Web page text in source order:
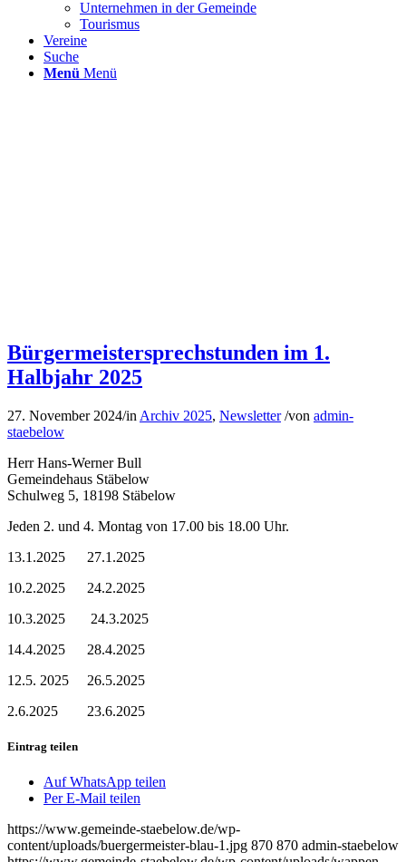
Unternehmen in der Gemeinde
Tourismus
Vereine
Suche
Menü Menü
Bürgermeistersprechstunden im 1.
Halbjahr 2025
27. November 2024/in Archiv 2025, Newsletter /von admin-
staebelow
Herr Hans-Werner Bull
Gemeindehaus Stäbelow
Schulweg 5, 18198 Stäbelow
Jeden 2. und 4. Montag von 17.00 bis 18.00 Uhr.
13.1.2025 27.1.2025
10.2.2025 24.2.2025
10.3.2025 24.3.2025
14.4.2025 28.4.2025
12.5. 2025 26.5.2025
2.6.2025 23.6.2025
Eintrag teilen
Auf WhatsApp teilen
Per E-Mail teilen
https://www.gemeinde-staebelow.de/wp-
content/uploads/buergermeister-blau-1.jpg 870 870 admin-staebelow